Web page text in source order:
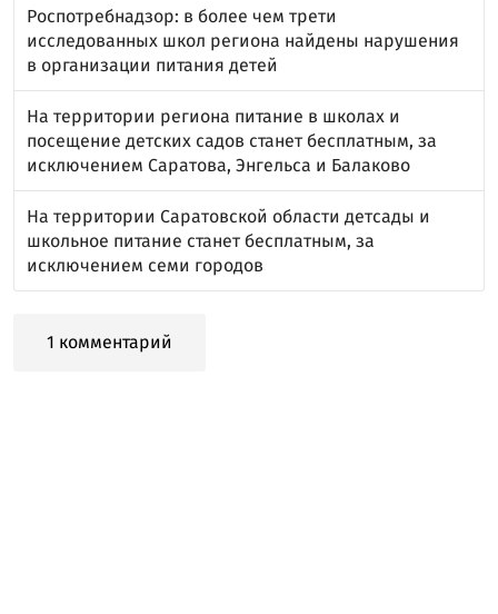
Роспотребнадзор: в более чем трети
исследованных школ региона найдены нарушения
в организации питания детей
На территории региона питание в школах и
посещение детских садов станет бесплатным, за
исключением Саратова, Энгельса и Балаково
На территории Саратовской области детсады и
школьное питание станет бесплатным, за
исключением семи городов
1 комментарий